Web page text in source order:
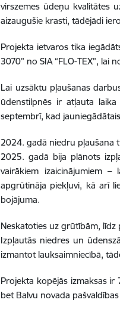
virszemes ūdeņu kvalitātes
aizaugušie krasti, tādējādi
Projekta ietvaros tika
3070” no SIA “FLO-TEX”,
Lai uzsāktu pļaušanas
ūdenstilpnēs ir atļauta
septembrī, kad
2024. gadā niedru pļaušana
2025. gadā bija plānots
vairākiem izaicinājumiem
apgrūtināja piekļuvi, kā arī
bojājuma.
Neskatoties uz grūtībām,
Izpļautās niedres un
izmantot lauksaimniecībā,
Projekta kopējās izmaksas
bet Balvu novada